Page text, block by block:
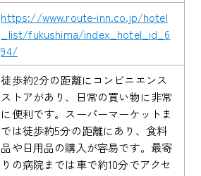
https://www.route-inn.co.jp/hotel
_list/fukushima/index_hotel_id_6
94/
徒歩約2分の距離にコンビニエンス
ストアがあり、日常の買い物に非常
に便利です。スーパーマーケットま
では徒歩約5分の距離にあり、食料
品や日用品の購入が容易です。最寄
りの病院までは車で約10分でアクセ